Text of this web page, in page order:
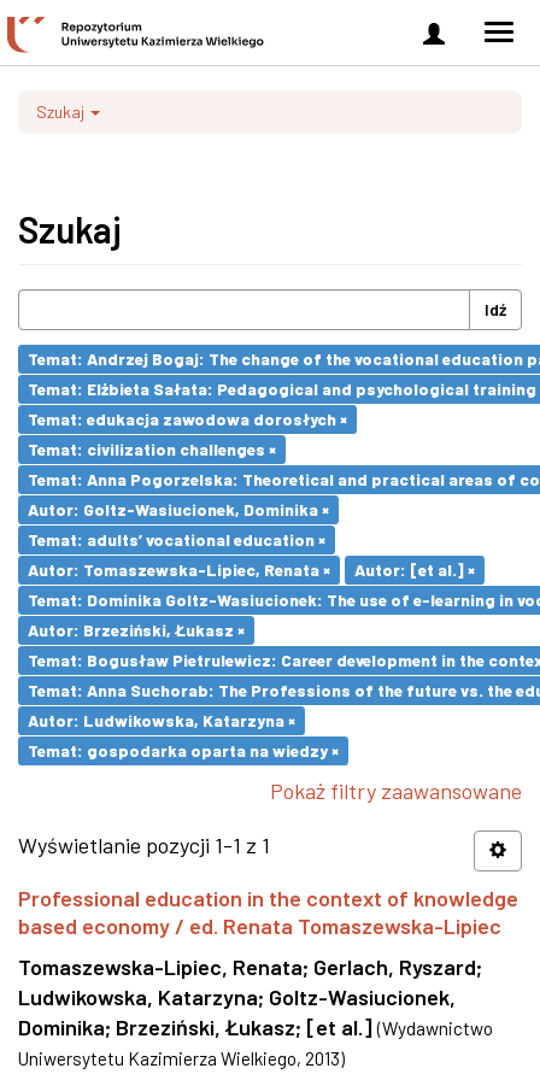
Zaloguj
się
Szukaj
Szukaj
Idź
Temat: Andrzej Bogaj: The change of the vocational education
Temat: Elżbieta Sałata: Pedagogical and psychological
Temat: edukacja zawodowa dorosłych ×
Temat: civilization challenges ×
Temat: Anna Pogorzelska: Theoretical and practical areas of
Autor: Goltz-Wasiucionek, Dominika ×
Temat: adults’ vocational education ×
Autor: Tomaszewska-Lipiec, Renata ×
Autor: [et al.] ×
Temat: Dominika Goltz-Wasiucionek: The use of e-learning in
Autor: Brzeziński, Łukasz ×
Temat: Bogusław Pietrulewicz: Career development in the
Temat: Anna Suchorab: The Professions of the future vs. the
Autor: Ludwikowska, Katarzyna ×
Temat: gospodarka oparta na wiedzy ×
Pokaż filtry zaawansowane
Wyświetlanie pozycji 1-1 z 1
Professional education in the context of knowledge
based economy / ed. Renata Tomaszewska-Lipiec
Tomaszewska-Lipiec, Renata; Gerlach, Ryszard;
Ludwikowska, Katarzyna; Goltz-Wasiucionek,
Dominika; Brzeziński, Łukasz; [et al.] (Wydawnictwo
Uniwersytetu Kazimierza Wielkiego, 2013)